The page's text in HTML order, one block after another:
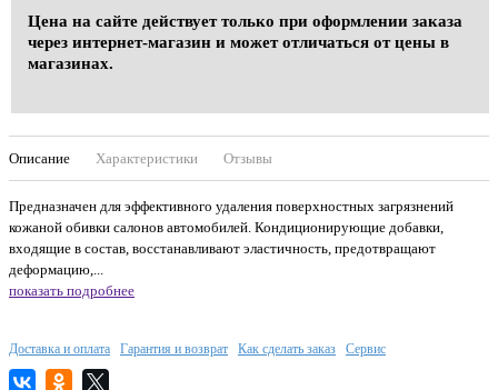
Цена на сайте действует только при оформлении заказа
через интернет-магазин и может отличаться от цены в
магазинах.
Описание Характеристики Отзывы
Предназначен для эффективного удаления поверхностных загрязнений
кожаной обивки салонов автомобилей. Кондиционирующие добавки,
входящие в состав, восстанавливают эластичность, предотвращают
деформацию,...
показать подробнее
Доставка и оплата Гарантия и возврат Как сделать заказ Сервис